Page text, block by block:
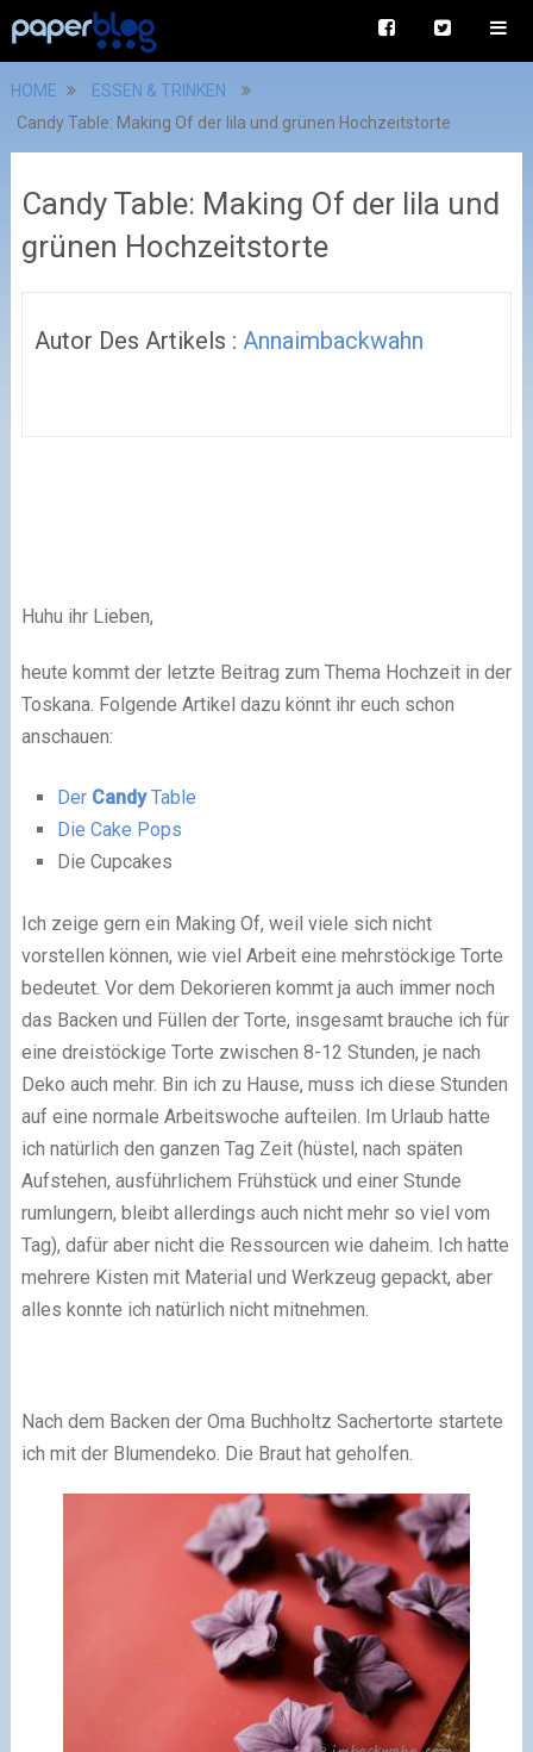
HOME
ESSEN & TRINKEN
Candy Table: Making Of der lila und grünen Hochzeitstorte
Candy Table: Making Of der lila und
grünen Hochzeitstorte
Autor Des Artikels : Annaimbackwahn
Huhu ihr Lieben,
heute kommt der letzte Beitrag zum Thema Hochzeit in der
Toskana. Folgende Artikel dazu könnt ihr euch schon
anschauen:
Der CandyTable
Die Cake Pops
Die Cupcakes
Ich zeige gern ein Making Of, weil viele sich nicht
vorstellen können, wie viel Arbeit eine mehrstöckige Torte
bedeutet. Vor dem Dekorieren kommt ja auch immer noch
das Backen und Füllen der Torte, insgesamt brauche ich für
eine dreistöckige Torte zwischen 8-12 Stunden, je nach
Deko auch mehr. Bin ich zu Hause, muss ich diese Stunden
auf eine normale Arbeitswoche aufteilen. Im Urlaub hatte
ich natürlich den ganzen Tag Zeit (hüstel, nach späten
Aufstehen, ausführlichem Frühstück und einer Stunde
rumlungern, bleibt allerdings auch nicht mehr so viel vom
Tag), dafür aber nicht die Ressourcen wie daheim. Ich hatte
mehrere Kisten mit Material und Werkzeug gepackt, aber
alles konnte ich natürlich nicht mitnehmen.
Nach dem Backen der Oma Buchholtz Sachertorte startete
ich mit der Blumendeko. Die Braut hat geholfen.